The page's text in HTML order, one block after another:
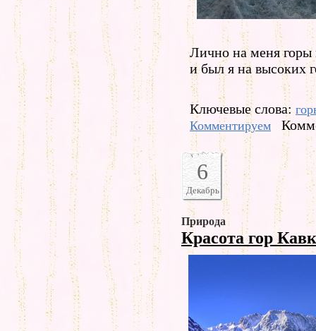
Лично на меня горы
и был я на высоких
Ключевые слова:
Комментируем
6
Декабрь
Природа
Красота гор